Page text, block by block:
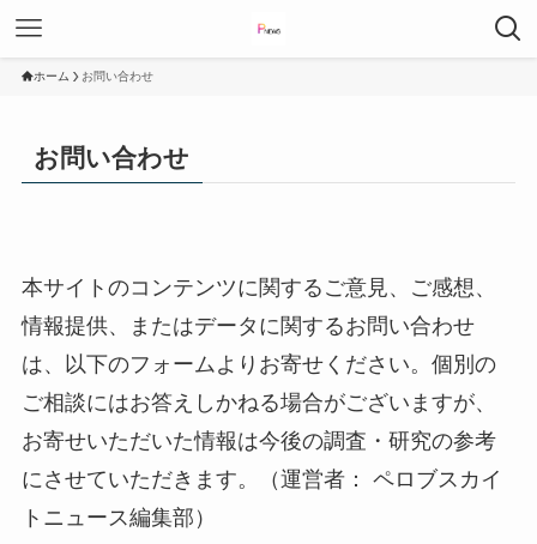
ホーム お問い合わせ
お問い合わせ
本サイトのコンテンツに関するご意見、ご感想、
情報提供、またはデータに関するお問い合わせ
は、以下のフォームよりお寄せください。個別の
ご相談にはお答えしかねる場合がございますが、
お寄せいただいた情報は今後の調査・研究の参考
にさせていただきます。（運営者： ペロブスカイ
トニュース編集部）